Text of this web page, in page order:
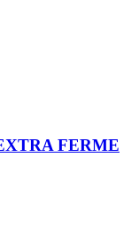
FERME